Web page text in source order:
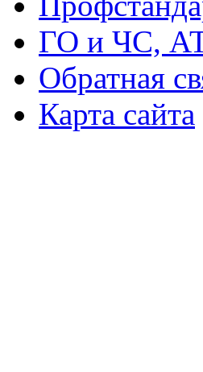
ГО и ЧС,
Обратная
Карта сайта